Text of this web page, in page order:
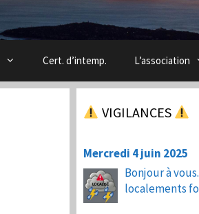
Cert. d’intemp. L’association
VIGILANCES
Mercredi 4 juin 2025
Bonjour à
localements